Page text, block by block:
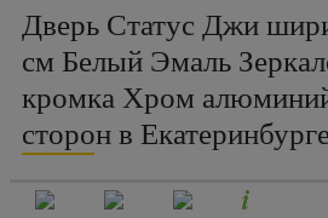
Дверь Статус Джи
см Белый Эмаль
кромка Хром
сторон в